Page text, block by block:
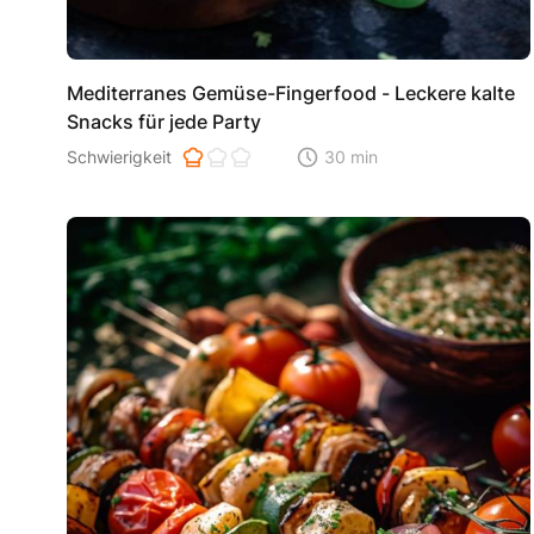
Mediterranes Gemüse-Fingerfood - Leckere kalte
Snacks für jede Party
Schwierigkeit der Zubereitung. 1 ist einfach 2 ist mittel 3
Schwierigkeit Zeitaufwand der der
30 min